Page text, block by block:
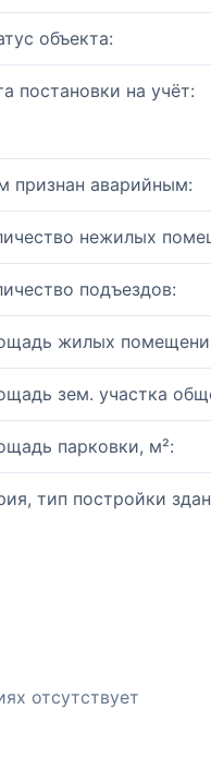
объекта:
постановки на учёт:
признан аварийным:
нежилых
подъездов:
жилых
зем. участка
парковки, м²:
тип постройки
отсутствует